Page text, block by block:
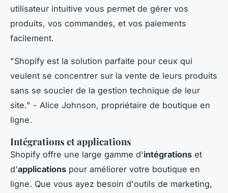
utilisateur intuitive vous permet de gérer vos
produits, vos commandes, et vos paiements
facilement.
"Shopify est la solution parfaite pour ceux qui
veulent se concentrer sur la vente de leurs produits
sans se soucier de la gestion technique de leur
site." - Alice Johnson, propriétaire de boutique en
ligne.
Intégrations et applications
Shopify offre une large gamme d'intégrations et
d'applications pour améliorer votre boutique en
ligne. Que vous ayez besoin d'outils de marketing,